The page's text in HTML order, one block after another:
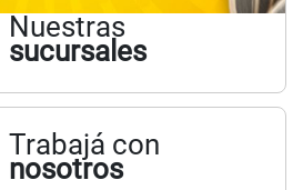
Nuestras
sucursales
Trabajá con
nosotros